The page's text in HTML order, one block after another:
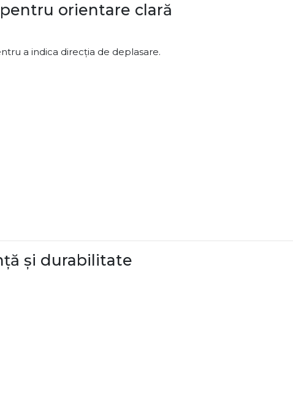
orientare clară
a indica direcția de deplasare.
și durabilitate